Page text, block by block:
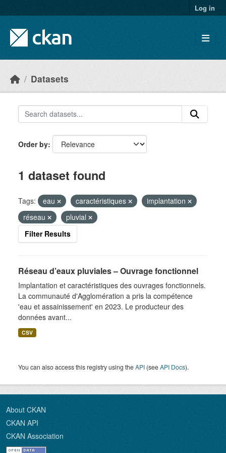
Log in
Datasets
Order by
1 dataset found
Tags: eau caractéristiques
implantation
réseau
pluvial
Filter Results
Réseau d’eaux pluviales – Ouvrage fonctionnel
Implantation et caractéristiques des ouvrages fonctionnels.
La communauté d'Agglomération a pris la compétence
'eau et assainissement' en 2023. Le producteur des
données avant...
CSV
You can also access this registry using theAPI (seeAPI Docs).
About CKAN
CKAN API
CKAN Association